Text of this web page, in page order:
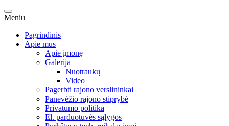
Meniu
Pagrindinis
Apie mus
Apie įmonę
Galerija
Nuotraukų
Video
Pagerbti rajono verslininkai
Panevėžio rajono stiprybė
Privatumo politika
El. parduotuvės sąlygos